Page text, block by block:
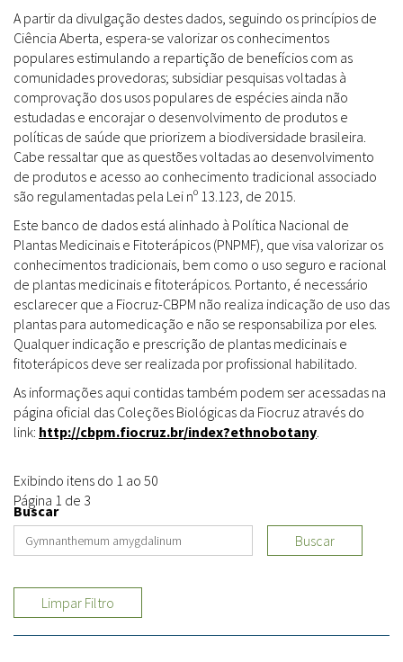
A partir da divulgação destes dados, seguindo os princípios de
Ciência Aberta, espera-se valorizar os conhecimentos
populares estimulando a repartição de benefícios com as
comunidades provedoras; subsidiar pesquisas voltadas à
comprovação dos usos populares de espécies ainda não
estudadas e encorajar o desenvolvimento de produtos e
políticas de saúde que priorizem a biodiversidade brasileira.
Cabe ressaltar que as questões voltadas ao desenvolvimento
de produtos e acesso ao conhecimento tradicional associado
são regulamentadas pela Lei nº 13.123, de 2015.
Este banco de dados está alinhado à Política Nacional de
Plantas Medicinais e Fitoterápicos (PNPMF), que visa valorizar os
conhecimentos tradicionais, bem como o uso seguro e racional
de plantas medicinais e fitoterápicos. Portanto, é necessário
esclarecer que a Fiocruz-CBPM não realiza indicação de uso das
plantas para automedicação e não se responsabiliza por eles.
Qualquer indicação e prescrição de plantas medicinais e
fitoterápicos deve ser realizada por profissional habilitado.
As informações aqui contidas também podem ser acessadas na
página oficial das Coleções Biológicas da Fiocruz através do
link: http://cbpm.fiocruz.br/index?ethnobotany.
Exibindo itens do 1 ao 50
Página 1 de 3
Buscar
Buscar
Limpar Filtro